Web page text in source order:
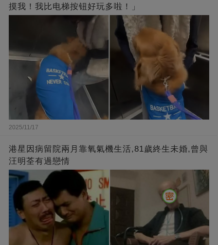
摸我！我比电梯按钮好玩多啦！」
2025/11/17
港星因病留院兩月靠氧氣機生活,81歲終生未婚,曾與
汪明荃有過戀情